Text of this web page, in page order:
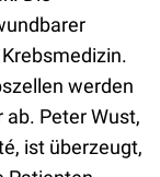
werden
Peter Wust,
ist überzeugt,